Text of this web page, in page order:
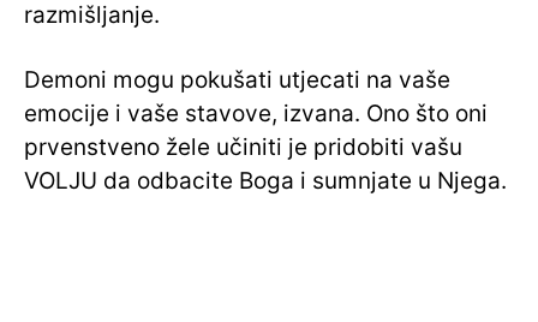
razmišljanje.
Demoni mogu pokušati utjecati na vaše
emocije i vaše stavove, izvana. Ono što oni
prvenstveno žele učiniti je pridobiti vašu
VOLJU da odbacite Boga i sumnjate u Njega.